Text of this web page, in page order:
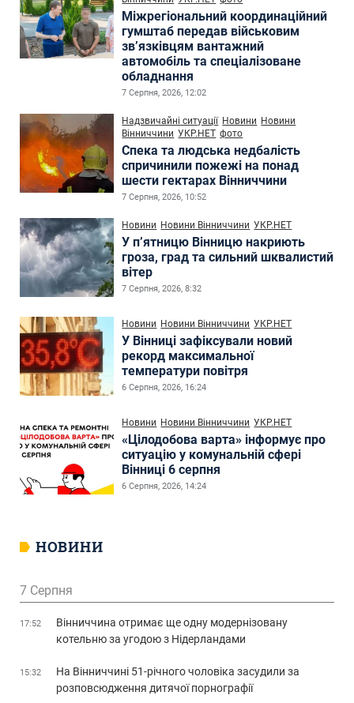
Міжрегіональний координаційний
гумштаб передав військовим
зв’язківцям вантажний
автомобіль та спеціалізоване
обладнання
7 Серпня, 2026, 12:02
Надзвичайні ситуації Новини Новини
Вінниччини УКР.НЕТ фото
Спека та людська недбалість
спричинили пожежі на понад
шести гектарах Вінниччини
7 Серпня, 2026, 10:52
Новини Новини Вінниччини УКР.НЕТ
У п’ятницю Вінницю накриють
гроза, град та сильний шквалистий
вітер
7 Серпня, 2026, 8:32
Новини Новини Вінниччини УКР.НЕТ
У Вінниці зафіксували новий
рекорд максимальної
температури повітря
6 Серпня, 2026, 16:24
Новини Новини Вінниччини УКР.НЕТ
«Цілодобова варта» інформує про
ситуацію у комунальній сфері
Вінниці 6 серпня
6 Серпня, 2026, 14:24
НОВИНИ
7 Серпня
17:52
Вінниччина отримає ще одну модернізовану
котельню за угодою з Нідерландами
15:32
На Вінниччині 51-річного чоловіка засудили за
розповсюдження дитячої порнографії